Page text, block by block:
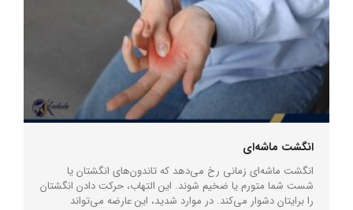
انگشت ماشه‌ای
انگشت ماشه‌ای زمانی رخ می‌دهد که تاندون‌های انگشتان یا
شست شما متورم یا ضخیم شوند. این التهاب، حرکت دادن انگشتان
را برایتان دشوار می‌کند. در موارد شدید، این عارضه می‌تواند